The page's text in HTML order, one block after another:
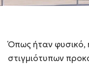
Όπως ήταν φυσικό,
στιγμιότυπων